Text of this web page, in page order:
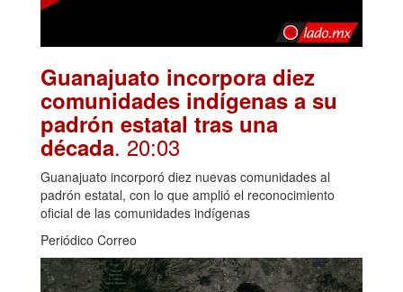
Guanajuato incorpora diez
comunidades indígenas a su
padrón estatal tras una
década. 20:03
Guanajuato incorporó diez nuevas comunidades al
padrón estatal, con lo que amplió el reconocimiento
oficial de las comunidades indígenas
Periódico Correo